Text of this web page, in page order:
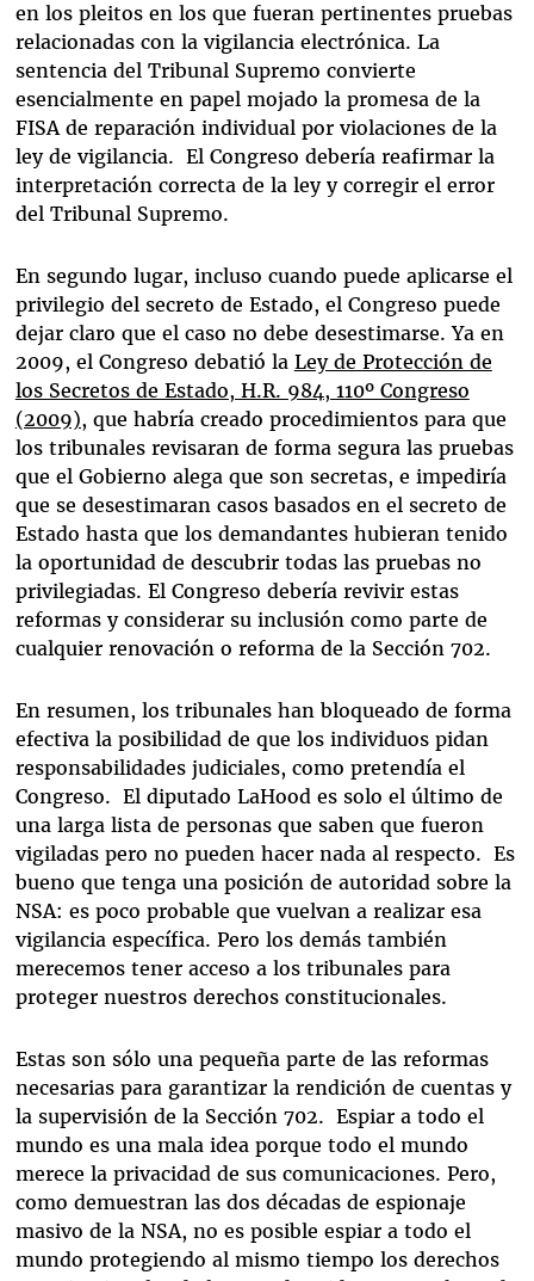
en los pleitos en los que fueran pertinentes pruebas
relacionadas con la vigilancia electrónica. La
sentencia del Tribunal Supremo convierte
esencialmente en papel mojado la promesa de la
FISA de reparación individual por violaciones de la
ley de vigilancia. El Congreso debería reafirmar la
interpretación correcta de la ley y corregir el error
del Tribunal Supremo.
En segundo lugar, incluso cuando puede aplicarse el
privilegio del secreto de Estado, el Congreso puede
dejar claro que el caso no debe desestimarse. Ya en
2009, el Congreso debatió la Ley de Protección de
los Secretos de Estado, H.R. 984, 110º Congreso
(2009), que habría creado procedimientos para que
los tribunales revisaran de forma segura las pruebas
que el Gobierno alega que son secretas, e impediría
que se desestimaran casos basados en el secreto de
Estado hasta que los demandantes hubieran tenido
la oportunidad de descubrir todas las pruebas no
privilegiadas. El Congreso debería revivir estas
reformas y considerar su inclusión como parte de
cualquier renovación o reforma de la Sección 702.
En resumen, los tribunales han bloqueado de forma
efectiva la posibilidad de que los individuos pidan
responsabilidades judiciales, como pretendía el
Congreso. El diputado LaHood es solo el último de
una larga lista de personas que saben que fueron
vigiladas pero no pueden hacer nada al respecto. Es
bueno que tenga una posición de autoridad sobre la
NSA: es poco probable que vuelvan a realizar esa
vigilancia específica. Pero los demás también
merecemos tener acceso a los tribunales para
proteger nuestros derechos constitucionales.
Estas son sólo una pequeña parte de las reformas
necesarias para garantizar la rendición de cuentas y
la supervisión de la Sección 702. Espiar a todo el
mundo es una mala idea porque todo el mundo
merece la privacidad de sus comunicaciones. Pero,
como demuestran las dos décadas de espionaje
masivo de la NSA, no es posible espiar a todo el
mundo protegiendo al mismo tiempo los derechos